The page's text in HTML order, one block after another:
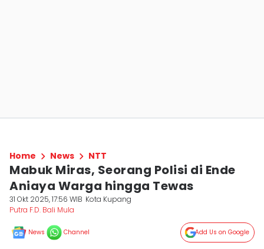
Home News NTT
Mabuk Miras, Seorang Polisi di Ende
Aniaya Warga hingga Tewas
31 Okt 2025, 17:56 WIB Kota Kupang
Putra F.D. Bali Mula
News Channel Add Us on Google